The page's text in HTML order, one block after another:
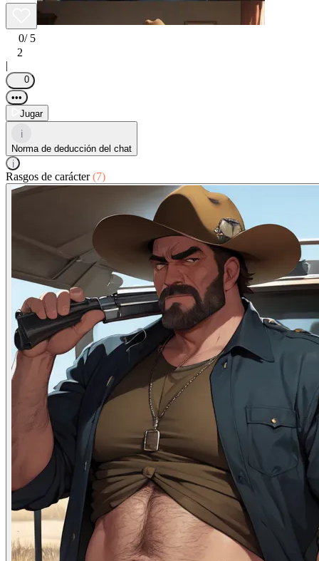
0/ 5
2
|
0
•••
Jugar
i
Norma de deducción del chat
i
Rasgos de carácter(7)